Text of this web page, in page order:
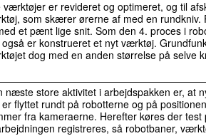
værktøjer er revideret og optimeret, og til
som skærer ørerne af med en
et pænt lige snit. Som den 4. proces i
er konstrueret et nyt værktøj.
dog med en anden størrelse på selve
næste store aktivitet i arbejdspakken er, at
flyttet rundt på robotterne og på
fra kameraerne. Herefter køres der
registreres, så robotbaner,